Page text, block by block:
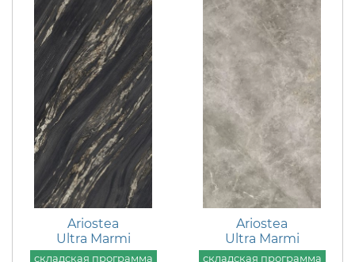
Ariostea
Ultra Marmi
Ariostea
Ultra Marmi